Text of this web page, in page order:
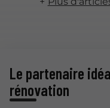
Le partenaire
rénovation